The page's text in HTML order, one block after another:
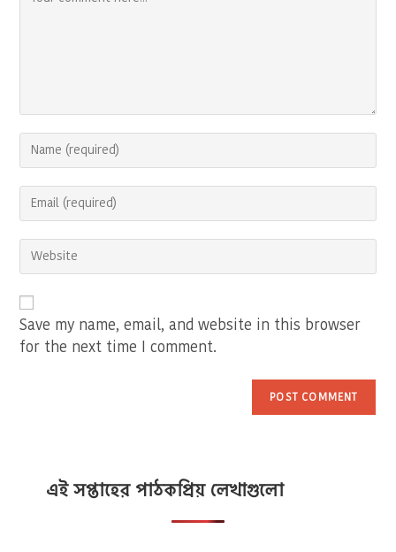
your
username
comment
your
address
your
URL
(optional)
Save my name, email, and website in this browser
for the next time I comment.
এই সপ্তাহের পাঠকপ্রিয় লেখাগুলো